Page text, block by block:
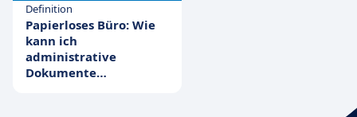
Definition
Papierloses Büro: Wie
kann ich
administrative
Dokumente